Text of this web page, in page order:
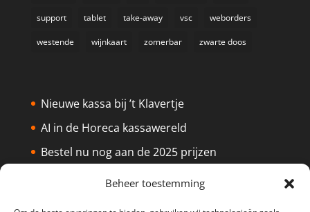
Beheer toestemming
support tablet take-away vsc weborders
westende wijnkaart zomerbar zwarte doos
Nieuwe kassa bij ’t Klavertje
AI in de Horeca kassawereld
Bestel nu nog aan de 2025 prijzen
Safran Palace start met nieuw